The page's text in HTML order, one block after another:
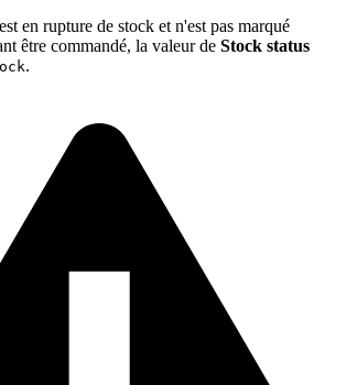
en rupture de stock et n'est pas marqué
être commandé, la valeur de Stock status
.